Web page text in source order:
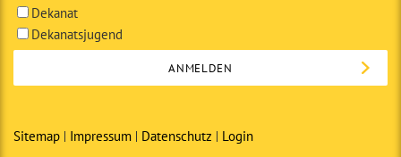
Dekanat
Dekanatsjugend
Sitemap Impressum Datenschutz Login